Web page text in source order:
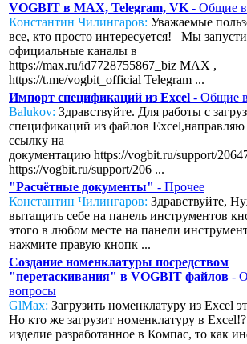
VOGBIT в MAX, Telegram, VK - Общие
Константин Чилингаров: Уважаемые
все, кто просто интересуется! Мы
официальные каналы в
https://max.ru/id7728755867_biz MAX ,
https://t.me/vogbit_official Telegram ...
Импорт спецификаций из Excel - Общие
Balukov: Здравствуйте. Для работы с
спецификаций из файлов
ссылку на
документацию https://vogbit.ru/support/
https://vogbit.ru/support/206 ...
"Расчётные документы" - Прочее
Константин Чилингаров: Здравствуйте,
вытащить себе на панель инструментов
этого в любом месте на панели
нажмите правую кнопк ...
Создание номенклатуры посредством
"перетаскивания" в VOGBIT файлов -
вопросы
GlMax: Загрузить номенклатуру из Excel
Но кто же загрузит номенклатуру в
изделие разработанное в Компас, то как